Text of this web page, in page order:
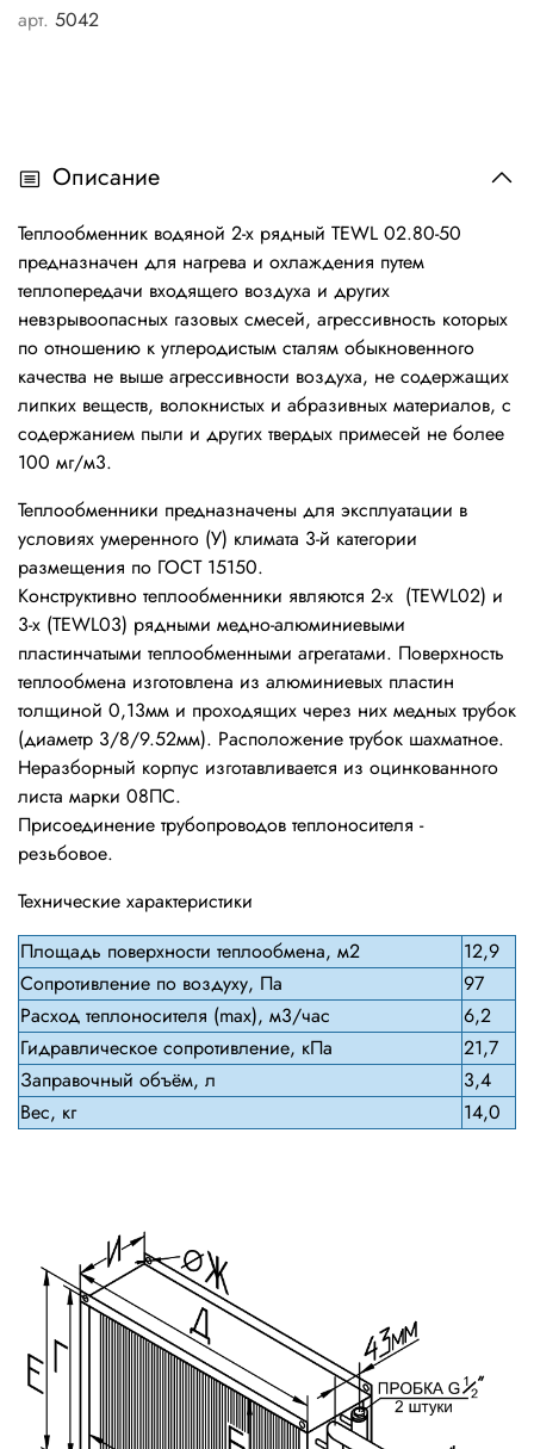
арт. 5042
Описание
Теплообменник водяной 2-х рядный TEWL 02.80-50
предназначен для нагрева и охлаждения путем
теплопередачи входящего воздуха и других
невзрывоопасных газовых смесей, агрессивность которых
по отношению к углеродистым сталям обыкновенного
качества не выше агрессивности воздуха, не содержащих
липких веществ, волокнистых и абразивных материалов, с
содержанием пыли и других твердых примесей не более
100 мг/м3.
Теплообменники предназначены для эксплуатации в
условиях умеренного (У) климата 3-й категории
размещения по ГОСТ 15150.
Конструктивно теплообменники являются 2-х (TEWL02) и
3-х (TEWL03) рядными медно-алюминиевыми
пластинчатыми теплообменными агрегатами. Поверхность
теплообмена изготовлена из алюминиевых пластин
толщиной 0,13мм и проходящих через них медных трубок
(диаметр 3/8/9.52мм). Расположение трубок шахматное.
Неразборный корпус изготавливается из оцинкованного
листа марки 08ПС.
Присоединение трубопроводов теплоносителя -
резьбовое.
Технические характеристики
Площадь поверхности теплообмена, м2
12,9
Сопротивление по воздуху, Па
97
Расход теплоносителя (max), м3/час
6,2
Гидравлическое сопротивление, кПа
21,7
Заправочный объём, л
3,4
Вес, кг
14,0